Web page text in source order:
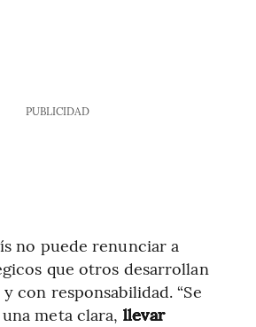
PUBLICIDAD
no puede renunciar a
que otros desarrollan
con responsabilidad. “Se
meta clara, llevar